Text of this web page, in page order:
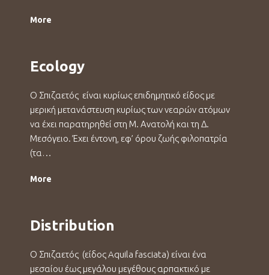
More
Ecology
Ο Σπιζαετός είναι κυρίως επιδημητικό είδος με
μερική μετανάστευση κυρίως των νεαρών ατόμων
να έχει παρατηρηθεί στη Μ. Ανατολή και τη Δ.
Μεσόγειο. Έχει έντονη, εφ’ όρου ζωής φιλοπατρία
(τα…
More
Distribution
Ο Σπιζαετός (είδος Aquila fasciata) είναι ένα
μεσαίου έως μεγάλου μεγέθους αρπακτικό με